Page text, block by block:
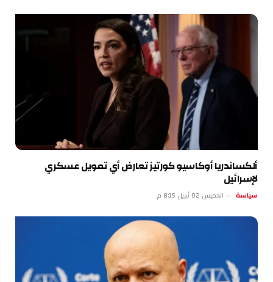
ألكساندريا أوكاسيو كورتيز تعارض أي تمويل عسكري
لإسرائيل
سياسة الخميس 02 أبريل 8:15 م